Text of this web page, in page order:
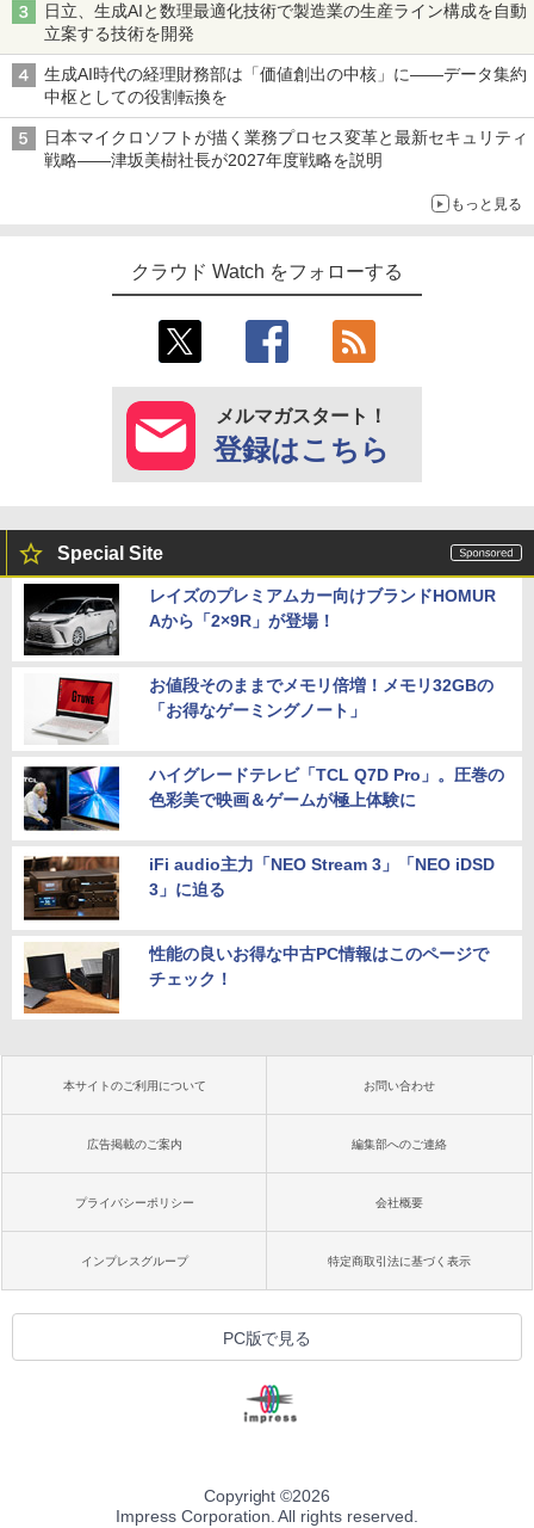
日立、生成AIと数理最適化技術で製造業の生産ライン構成を自動
立案する技術を開発
生成AI時代の経理財務部は「価値創出の中核」に――データ集約
中枢としての役割転換を
日本マイクロソフトが描く業務プロセス変革と最新セキュリティ
戦略――津坂美樹社長が2027年度戦略を説明
もっと見る
クラウド Watch をフォローする
メルマガスタート！
登録はこちら
Special Site
レイズのプレミアムカー向けブランドHOMUR
Aから「2×9R」が登場！
お値段そのままでメモリ倍増！メモリ32GBの
「お得なゲーミングノート」
ハイグレードテレビ「TCL Q7D Pro」。圧巻の
色彩美で映画＆ゲームが極上体験に
iFi audio主力「NEO Stream 3」「NEO iDSD
3」に迫る
性能の良いお得な中古PC情報はこのページで
チェック！
本サイトのご利用について お問い合わせ
広告掲載のご案内 編集部へのご連絡
プライバシーポリシー 会社概要
インプレスグループ 特定商取引法に基づく表示
PC版で見る
Copyright ©2026
Impress Corporation. All rights reserved.